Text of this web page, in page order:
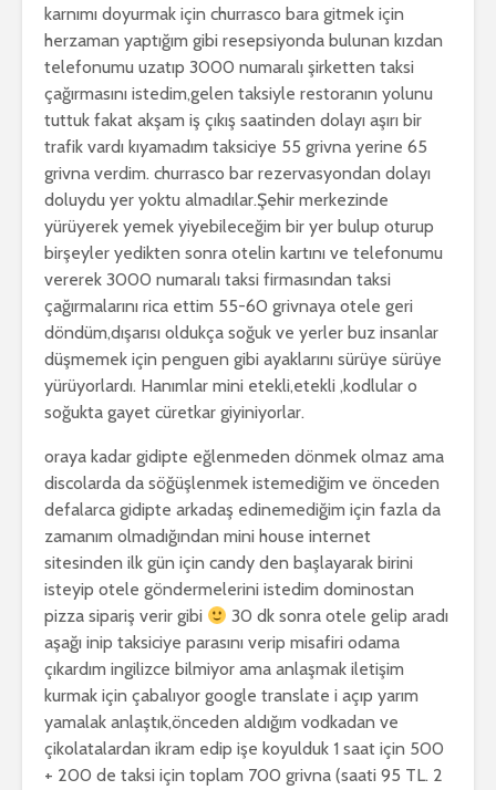
karnımı doyurmak için churrasco bara gitmek için
herzaman yaptığım gibi resepsiyonda bulunan kızdan
telefonumu uzatıp 3000 numaralı şirketten taksi
çağırmasını istedim,gelen taksiyle restoranın yolunu
tuttuk fakat akşam iş çıkış saatinden dolayı aşırı bir
trafik vardı kıyamadım taksiciye 55 grivna yerine 65
grivna verdim. churrasco bar rezervasyondan dolayı
doluydu yer yoktu almadılar.Şehir merkezinde
yürüyerek yemek yiyebileceğim bir yer bulup oturup
birşeyler yedikten sonra otelin kartını ve telefonumu
vererek 3000 numaralı taksi firmasından taksi
çağırmalarını rica ettim 55-60 grivnaya otele geri
döndüm,dışarısı oldukça soğuk ve yerler buz insanlar
düşmemek için penguen gibi ayaklarını sürüye sürüye
yürüyorlardı. Hanımlar mini etekli,etekli ,kodlular o
soğukta gayet cüretkar giyiniyorlar.
oraya kadar gidipte eğlenmeden dönmek olmaz ama
discolarda da söğüşlenmek istemediğim ve önceden
defalarca gidipte arkadaş edinemediğim için fazla da
zamanım olmadığından mini house internet
sitesinden ilk gün için candy den başlayarak birini
isteyip otele göndermelerini istedim dominostan
pizza sipariş verir gibi
30 dk sonra otele gelip aradı
aşağı inip taksiciye parasını verip misafiri odama
çıkardım ingilizce bilmiyor ama anlaşmak iletişim
kurmak için çabalıyor google translate i açıp yarım
yamalak anlaştık,önceden aldığım vodkadan ve
çikolatalardan ikram edip işe koyulduk 1 saat için 500
+ 200 de taksi için toplam 700 grivna (saati 95 TL. 2